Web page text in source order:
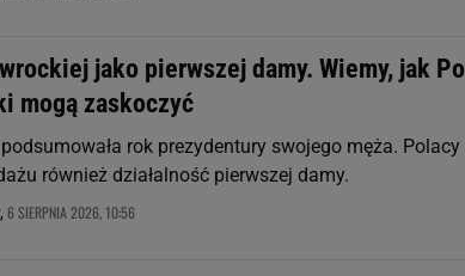
jako pierwszej damy. Wiemy, jak
mogą zaskoczyć
rok prezydentury swojego męża.
również działalność pierwszej damy.
6 SIERPNIA 2026, 10:56